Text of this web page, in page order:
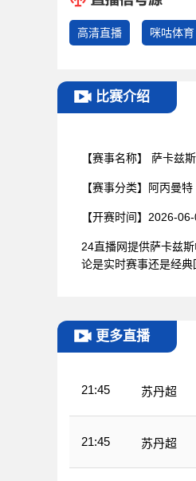
高清直播 咪咕体育
比赛介绍
【赛事名称】 萨卡兹
【赛事分类】 阿丙曼特
【开赛时间】 2026-
24直播网提供萨卡兹
论是实时赛事还是经典
更多直播
21:45 苏丹超
21:45 苏丹超